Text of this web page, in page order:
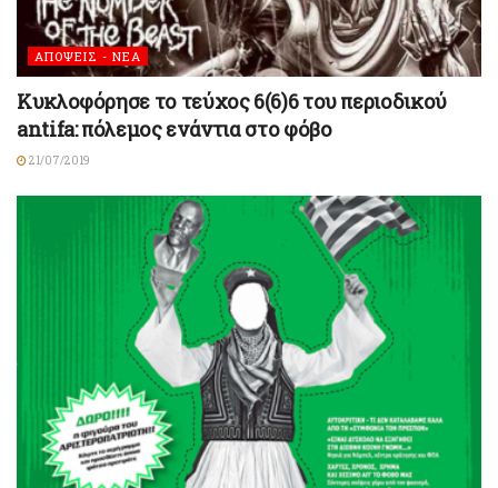
ΑΠΟΨΕΙΣ - ΝΕΑ
Kυκλοφόρησε το τεύχος 6(6)6 του περιοδικού
antifa: πόλεμος ενάντια στο φόβο
21/07/2019